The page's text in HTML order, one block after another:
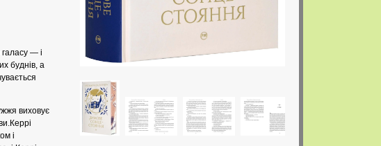
— і
буднів, а
виховує
і